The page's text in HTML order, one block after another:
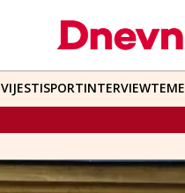
VIJESTISPORTINTERVIEWTEME